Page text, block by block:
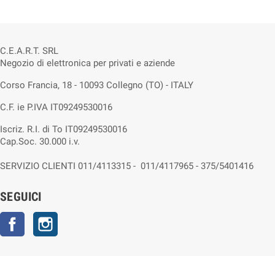
C.E.A.R.T. SRL
Negozio di elettronica per privati e aziende
Corso Francia, 18 - 10093 Collegno (TO) - ITALY
C.F. ie P.IVA IT09249530016
Iscriz. R.I. di To IT09249530016
Cap.Soc. 30.000 i.v.
SERVIZIO CLIENTI 011/4113315 - 011/4117965 - 375/5401416
SEGUICI
Facebook